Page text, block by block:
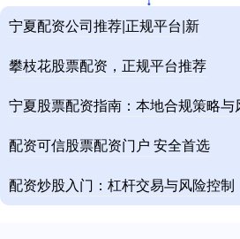
宁夏配资公司推荐|正规平台|新
攀枝花股票配资，正规平台推荐
宁夏股票配资指南：本地合规策略与
配资可信股票配资门户 安全首选
配资炒股入门：杠杆交易与风险控制